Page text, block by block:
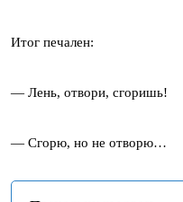
Итог печален:
— Лень, отвори, сгоришь!
— Сгорю, но не отворю…